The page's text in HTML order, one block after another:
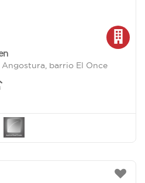
barrio El Once